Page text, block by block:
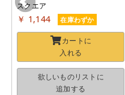
スクエア
￥ 1,144 在庫わずか
カートに
入れる
欲しいものリストに
追加する